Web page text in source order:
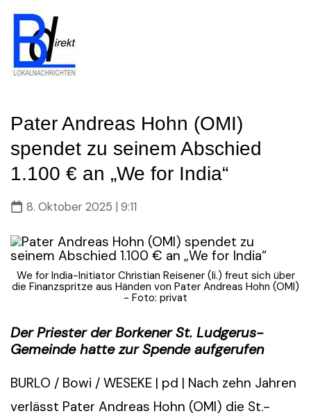
Skip
to
content
Pater Andreas Hohn (OMI)
spendet zu seinem Abschied
1.100 € an „We for India“
8. Oktober 2025 | 9:11
We for India-Initiator Christian Reisener (li.) freut sich über
die Finanzspritze aus Händen von Pater Andreas Hohn (OMI)
- Foto: privat
Der Priester der Borkener St. Ludgerus-
Gemeinde hatte zur Spende aufgerufen
BURLO / Bowi / WESEKE | pd | Nach zehn Jahren
verlässt Pater Andreas Hohn (OMI) die St.-